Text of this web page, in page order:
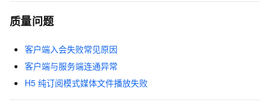
质量问题
客户端入会失败常见原因
客户端与服务端连通异常
H5 纯订阅模式媒体文件播放失败